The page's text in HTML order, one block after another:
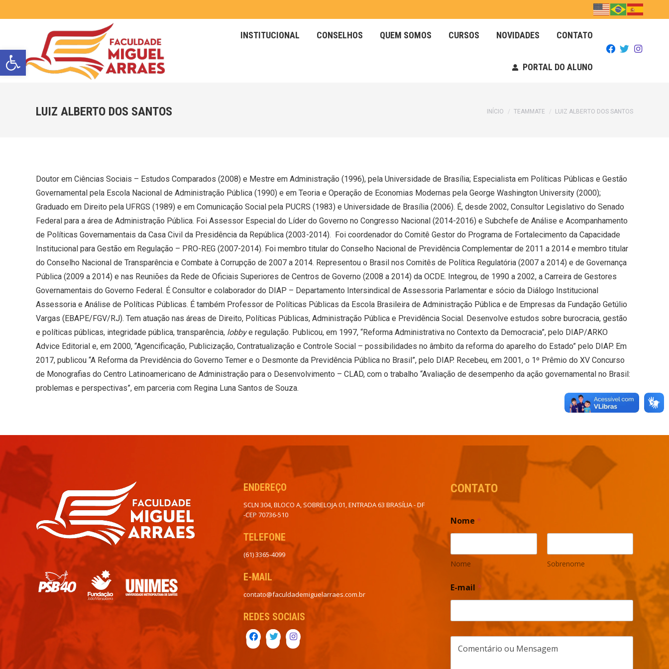
Barra de Ferramentas Aberta
INSTITUCIONAL CONSELHOS QUEM SOMOS CURSOS NOVIDADES CONTATO
PORTAL DO ALUNO
LUIZ ALBERTO DOS SANTOS Você está aqui:
INÍCIO TEAMMATE LUIZ ALBERTO DOS SANTOS
Doutor em Ciências Sociais – Estudos Comparados (2008) e Mestre em Administração (1996), pela Universidade de Brasília; Especialista em Políticas Públicas e Gestão
Governamental pela Escola Nacional de Administração Pública (1990) e em Teoria e Operação de Economias Modernas pela George Washington University (2000);
Graduado em Direito pela UFRGS (1989) e em Comunicação Social pela PUCRS (1983) e Universidade de Brasília (2006). É, desde 2002, Consultor Legislativo do Senado
Federal para a área de Administração Pública. Foi Assessor Especial do Líder do Governo no Congresso Nacional (2014-2016) e Subchefe de Análise e Acompanhamento
de Políticas Governamentais da Casa Civil da Presidência da República (2003-2014). Foi coordenador do Comitê Gestor do Programa de Fortalecimento da Capacidade
Institucional para Gestão em Regulação – PRO-REG (2007-2014). Foi membro titular do Conselho Nacional de Previdência Complementar de 2011 a 2014 e membro titular
do Conselho Nacional de Transparência e Combate à Corrupção de 2007 a 2014. Representou o Brasil nos Comitês de Política Regulatória (2007 a 2014) e de Governança
Pública (2009 a 2014) e nas Reuniões da Rede de Oficiais Superiores de Centros de Governo (2008 a 2014) da OCDE. Integrou, de 1990 a 2002, a Carreira de Gestores
Governamentais do Governo Federal. É Consultor e colaborador do DIAP – Departamento Intersindical de Assessoria Parlamentar e sócio da Diálogo Institucional
Assessoria e Análise de Políticas Públicas. É também Professor de Políticas Públicas da Escola Brasileira de Administração Pública e de Empresas da Fundação Getúlio
Vargas (EBAPE/FGV/RJ). Tem atuação nas áreas de Direito, Políticas Públicas, Administração Pública e Previdência Social. Desenvolve estudos sobre burocracia, gestão
e políticas públicas, integridade pública, transparência, lobbye regulação. Publicou, em 1997, “Reforma Administrativa no Contexto da Democracia”, pelo DIAP/ARKO
Advice Editorial e, em 2000, “Agencificação, Publicização, Contratualização e Controle Social – possibilidades no âmbito da reforma do aparelho do Estado” pelo DIAP. Em
2017, publicou “A Reforma da Previdência do Governo Temer e o Desmonte da Previdência Pública no Brasil”, pelo DIAP. Recebeu, em 2001, o 1º Prêmio do XV Concurso
de Monografias do Centro Latinoamericano de Administração para o Desenvolvimento – CLAD, com o trabalho “Avaliação de desempenho da ação governamental no Brasil:
problemas e perspectivas”, em parceria com Regina Luna Santos de Souza.
ENDEREÇO
SCLN 304, BLOCO A, SOBRELOJA 01, ENTRADA 63 BRASÍLIA - DF
-CEP 70736-510
TELEFONE
(61) 3365-4099
E-MAIL
contato@faculdademiguelarraes.com.br
REDES SOCIAIS
CONTATO
Nome *
Nome Sobrenome
E-mail *
INSTITUCIONAL CONSELHOS QUEM SOMOS CURSOS NOVIDADES CONTATO